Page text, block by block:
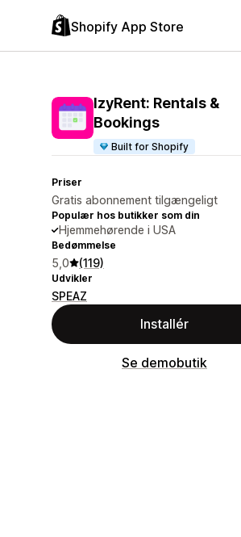
Shopify App Store
IzyRent: Rentals &
Bookings
Built for Shopify
Priser
Gratis abonnement tilgængeligt
Populær hos butikker som din
Hjemmehørende i USA
Bedømmelse
5,0 (119)
Udvikler
SPEAZ
Installér
Se demobutik